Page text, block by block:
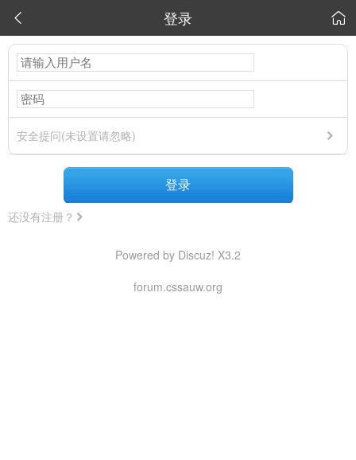
 登录 
安全提问(未设置请忽略)
登录
还没有注册？
Powered by Discuz! X3.2
forum.cssauw.org